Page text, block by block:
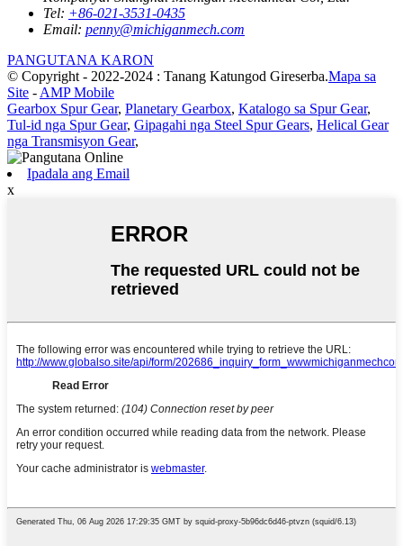
Tel: +86-021-3531-0435
Email: penny@michiganmech.com
PANGUTANA KARON
© Copyright - 2022-2024 : Tanang Katungod Gireserba.Mapa sa
Site - AMP Mobile
Gearbox Spur Gear, Planetary Gearbox, Katalogo sa Spur Gear,
Tul-id nga Spur Gear, Gipagahi nga Steel Spur Gears, Helical Gear
nga Transmisyon Gear,
Ipadala ang Email
x